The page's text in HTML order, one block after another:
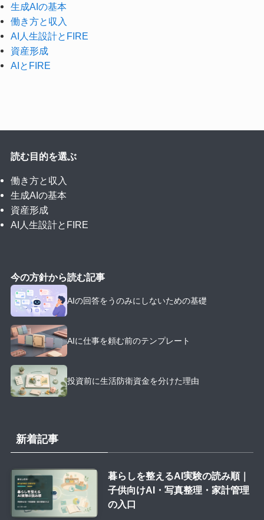
生成AIの基本
働き方と収入
AI人生設計とFIRE
資産形成
AIとFIRE
読む目的を選ぶ
働き方と収入
生成AIの基本
資産形成
AI人生設計とFIRE
今の方針から読む記事
AIの回答をうのみにしないための基礎
AIに仕事を頼む前のテンプレート
投資前に生活防衛資金を分けた理由
新着記事
暮らしを整えるAI実験の読み順｜
子供向けAI・写真整理・家計管理
の入口